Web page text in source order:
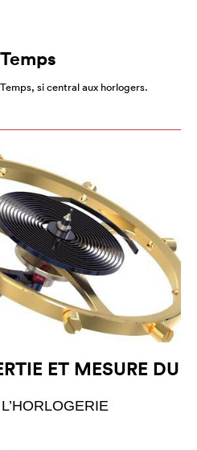
si central aux horlogers.
ET MESURE DU